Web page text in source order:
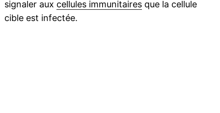
signaler aux cellules immunitairesque la cellule
cible est infectée.